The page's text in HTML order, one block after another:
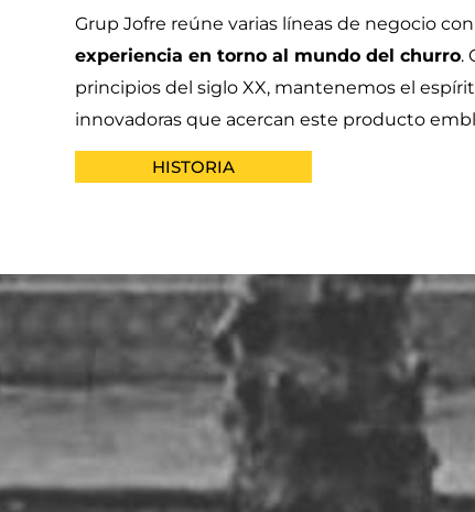
Grup Jofre reúne varias líneas de negocio
experiencia en torno al mundo del churro.
principios del siglo XX, mantenemos el
innovadoras que acercan este producto
HISTORIA